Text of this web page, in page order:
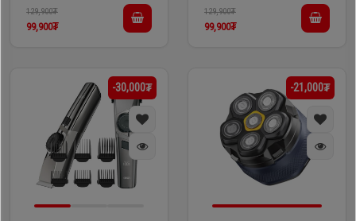
129,900₮
99,900₮
129,900₮
99,900₮
-30,000₮ -21,000₮